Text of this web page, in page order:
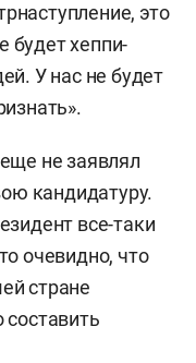
это
будет хеппи-
У нас не будет
не заявлял
кандидатуру.
все-таки
очевидно, что
стране